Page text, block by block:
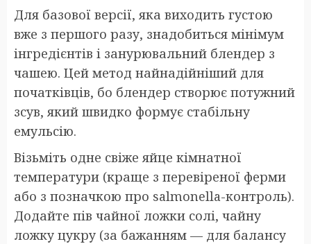
Для базової версії, яка виходить густою
вже з першого разу, знадобиться мінімум
інгредієнтів і занурювальний блендер з
чашею. Цей метод найнадійніший для
початківців, бо блендер створює потужний
зсув, який швидко формує стабільну
емульсію.
Візьміть одне свіже яйце кімнатної
температури (краще з перевіреної ферми
або з позначкою про salmonella-контроль).
Додайте пів чайної ложки солі, чайну
ложку цукру (за бажанням — для балансу